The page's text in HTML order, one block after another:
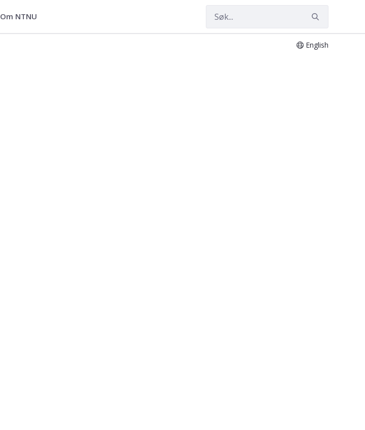
Om NTNU
English